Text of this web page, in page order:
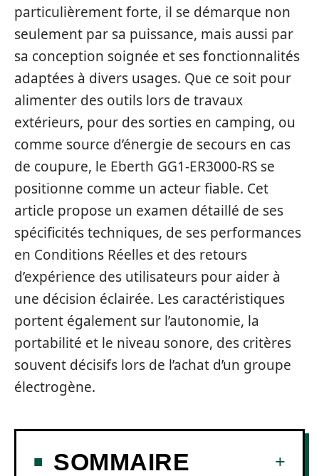
particulièrement forte, il se démarque non
seulement par sa puissance, mais aussi par
sa conception soignée et ses fonctionnalités
adaptées à divers usages. Que ce soit pour
alimenter des outils lors de travaux
extérieurs, pour des sorties en camping, ou
comme source d’énergie de secours en cas
de coupure, le Eberth GG1-ER3000-RS se
positionne comme un acteur fiable. Cet
article propose un examen détaillé de ses
spécificités techniques, de ses performances
en Conditions Réelles et des retours
d’expérience des utilisateurs pour aider à
une décision éclairée. Les caractéristiques
portent également sur l’autonomie, la
portabilité et le niveau sonore, des critères
souvent décisifs lors de l’achat d’un groupe
électrogène.
SOMMAIRE